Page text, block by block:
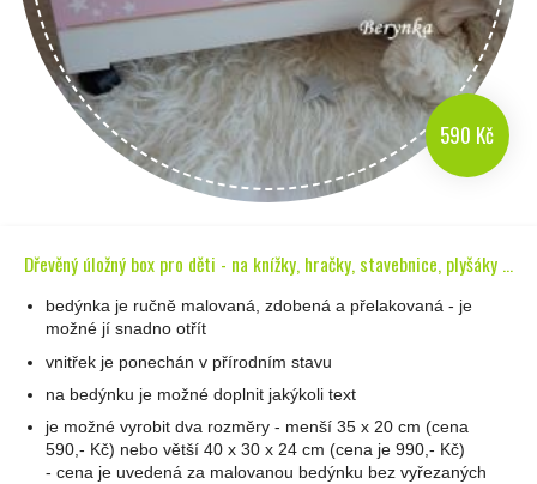
590 Kč
Dřevěný úložný box pro děti - na knížky, hračky, stavebnice, plyšáky ...
bedýnka je ručně malovaná, zdobená a přelakovaná - je
možné jí snadno otřít
vnitřek je ponechán v přírodním stavu
na bedýnku je možné doplnit jakýkoli text
je možné vyrobit dva rozměry - menší 35 x 20 cm (cena
590,- Kč) nebo větší 40 x 30 x 24 cm (cena je 990,- Kč)
- cena je uvedená za malovanou bedýnku bez vyřezaných